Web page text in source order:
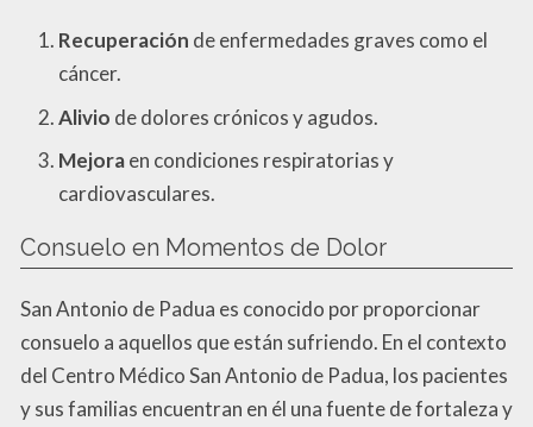
Recuperación de enfermedades graves como el
cáncer.
Alivio de dolores crónicos y agudos.
Mejoraen condiciones respiratorias y
cardiovasculares.
Consuelo en Momentos de Dolor
San Antonio de Padua es conocido por proporcionar
consuelo a aquellos que están sufriendo. En el contexto
del Centro Médico San Antonio de Padua, los pacientes
y sus familias encuentran en él una fuente de fortaleza y